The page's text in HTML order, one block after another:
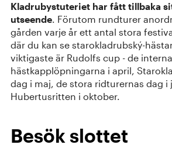
Kladrubystuteriet har fått tillbaka
utseende. Förutom rundturer
gården varje år ett antal stora
där du kan se starokladrubský-
viktigaste är Rudolfs cup - de
hästkapplöpningarna i april,
dag i maj, de stora ridturernas dag i
Hubertusritten i oktober.
Besök slottet